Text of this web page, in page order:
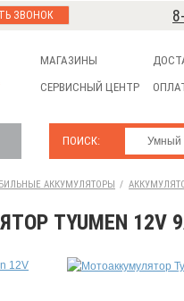
ЗВОНОК
МАГАЗИНЫ
СЕРВИСНЫЙ ЦЕНТР
ПОИСК:
АККУМУЛЯТОРЫ /
TYUMEN 12V